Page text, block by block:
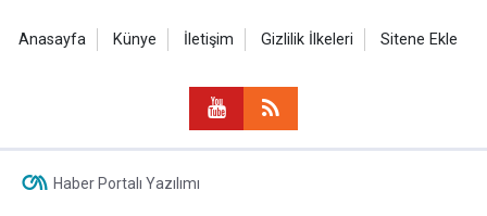
Anasayfa Künye İletişim Gizlilik İlkeleri Sitene Ekle
Haber Portalı Yazılımı